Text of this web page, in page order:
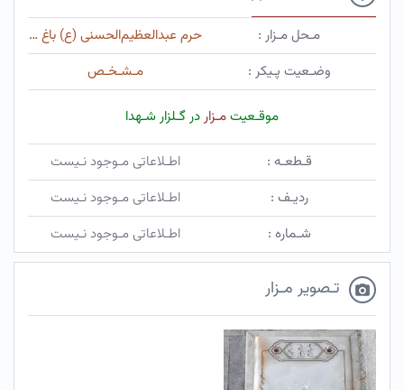
مـحل مـزار :
حرم ‌عبدالعظیم‌الحسنی (ع) باغ توتی
وضـعیت پـیکر :
مـشـخـص
موقـعیتمـزاردر گـلزار شـهدا
قـطعـه :
اطـلاعاتی مـوجود نـیست
ردیـف :
اطـلاعاتی مـوجود نـیست
شـماره :
اطـلاعاتی مـوجود نـیست
تـصویر مـزار